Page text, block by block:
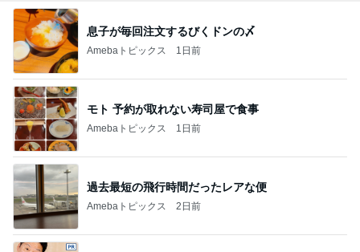
息子が毎回注文するびくドンの〆
Amebaトピックス 1日前
モト 予約が取れない寿司屋で食事
Amebaトピックス 1日前
過去最短の飛行時間だったレアな便
Amebaトピックス 2日前